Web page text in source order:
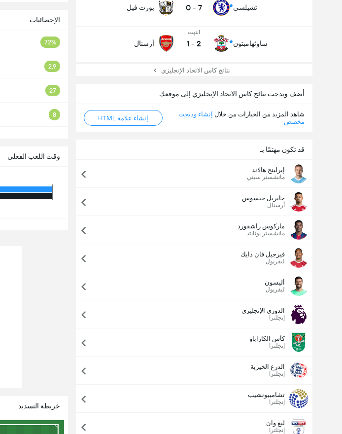
تشيلسي 7
-
0 بورت فيل
ساوثهامبتون
انتهت
2
-
1 أرسنال
نتائج كاس الاتحاد الإنجليزي
أضف ويدجت نتائج كاس الاتحاد الإنجليزي إلى موقعك
شاهد المزيد من الخيارات من خلال إنشاء وديجت
مخصص
إنشاء علامة HTML
قد تكون مهتمًا بـ
إيرلينج هالاند
مانشستر سيتي
جابريل جيسوس
أرسنال
ماركوس راشفورد
مانشستر يونايتد
فيرجيل فان دايك
ليفربول
أليسون
ليفربول
الدوري الإنجليزي
إنجلترا
كأس الكاراباو
إنجلترا
الدرع الخيرية
إنجلترا
تشامبيونشيب
إنجلترا
ليغ وان
إنجلترا
الإحصائيات
72%
2.9
27
8
وقت اللعب الفعلي
خريطة التسديد